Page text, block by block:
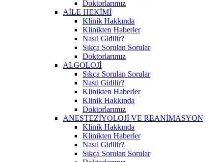
Doktorlarımız
AİLE HEKİMİ
Klinik Hakkında
Klinikten Haberler
Nasıl Gidilir?
Sıkça Sorulan Sorular
Doktorlarımız
ALGOLOJİ
Sıkça Sorulan Sorular
Nasıl Gidilir?
Klinikten Haberler
Klinik Hakkında
Doktorlarımız
ANESTEZİYOLOJİ VE REANİMASYON
Klinik Hakkında
Klinikten Haberler
Nasıl Gidilir?
Sıkça Sorulan Sorular